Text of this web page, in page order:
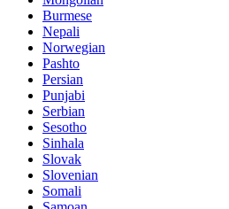
Burmese
Nepali
Norwegian
Pashto
Persian
Punjabi
Serbian
Sesotho
Sinhala
Slovak
Slovenian
Somali